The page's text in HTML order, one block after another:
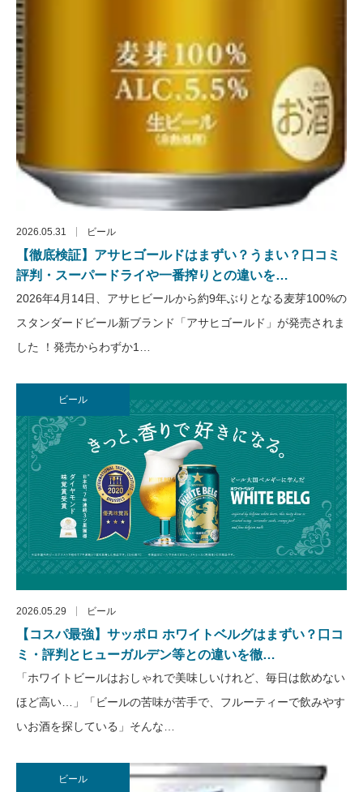
2026.05.31 ビール
【徹底検証】アサヒゴールドはまずい？うまい？口コミ
評判・スーパードライや一番搾りとの違いを…
2026年4月14日、アサヒビールから約9年ぶりとなる麦芽100%の
スタンダードビール新ブランド「アサヒゴールド」が発売されま
した ！発売からわずか1…
ビール
2026.05.29 ビール
【コスパ最強】サッポロ ホワイトベルグはまずい？口コ
ミ・評判とヒューガルデン等との違いを徹…
「ホワイトビールはおしゃれで美味しいけれど、毎日は飲めない
ほど高い…」「ビールの苦味が苦手で、フルーティーで飲みやす
いお酒を探している」そんな…
ビール